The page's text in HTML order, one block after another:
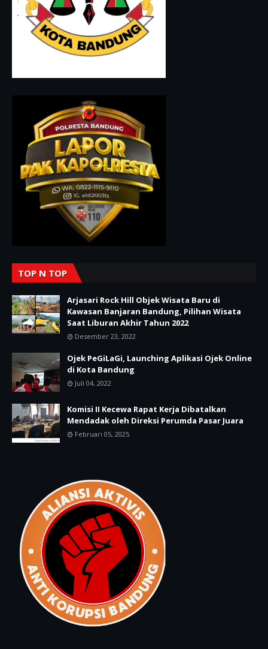
TOP N TOP
Arjasari Rock Hill Objek Wisata Baru di
Kawasan Banjaran Bandung, Pilihan Wisata
Saat Liburan Akhir Tahun 2022
Desember 23, 2022
Ojek PeGiLaGi, Launching Aplikasi Ojek Online
di Kota Bandung
Juli 04, 2022
Komisi II Kecewa Rapat Kerja Dibatalkan
Mendadak oleh Direksi Perumda Pasar Juara
Februari 05, 2025